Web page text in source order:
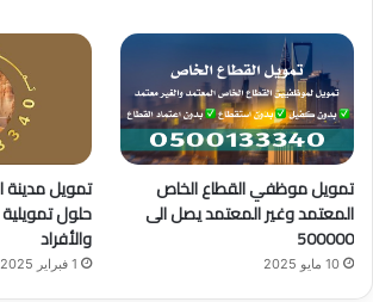
تمويل موظفي القطاع الخاص
المعتمد وغير المعتمد يصل الى
500000
10 مايو 2025
تمويل مدينة
حلول
والأفراد
1 فبراير 2025